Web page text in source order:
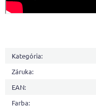
Kategória:
Záruka:
EAN:
Farba: